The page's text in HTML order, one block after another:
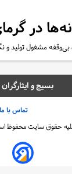
در
بی‌وقفه مشغول تولید و
بسیج و ایثارگران
تماس با ما
حقوق سایت محفوظ